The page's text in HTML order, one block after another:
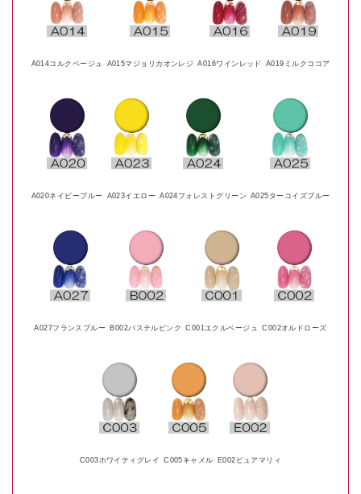
A014コルクベージュ A015マジョリカオンレジ A016ワインレッド A019ミルクココア
A020ネイビーブルー A023イエロー A024フォレストグリーン A025ターコイズブルー
A027フランスブルー B002パステルピンク C001エクルベージュ C002オルドローズ
C003ホワイティグレイ C005キャメル E002ピュアマリィ